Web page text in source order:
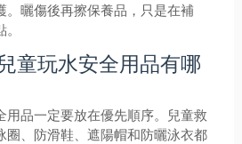
。曬傷後再擦保養品，只是在補
童玩水安全用品有哪
用品一定要放在優先順序。兒童救
圈、防滑鞋、遮陽帽和防曬泳衣都